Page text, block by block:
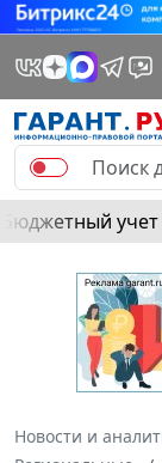
Бюджетный учет
Новости и